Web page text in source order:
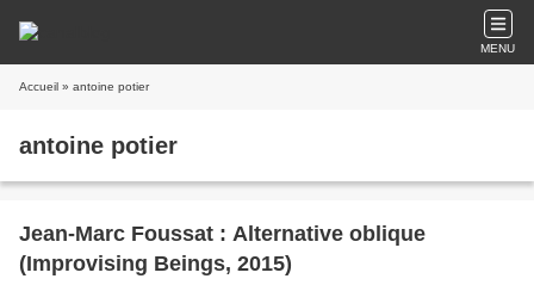
MENU
Accueil » antoine potier
antoine potier
Jean-Marc Foussat : Alternative oblique
(Improvising Beings, 2015)